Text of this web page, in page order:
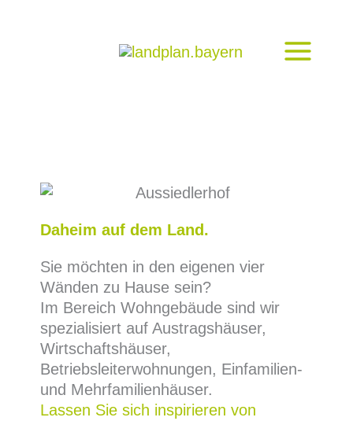
Daheim auf dem Land.
Sie möchten in den eigenen vier
Wänden zu Hause sein?
Im Bereich Wohngebäude sind wir
spezialisiert auf Austragshäuser,
Wirtschaftshäuser,
Betriebsleiterwohnungen, Einfamilien-
und Mehrfamilienhäuser.
Lassen Sie sich inspirieren von